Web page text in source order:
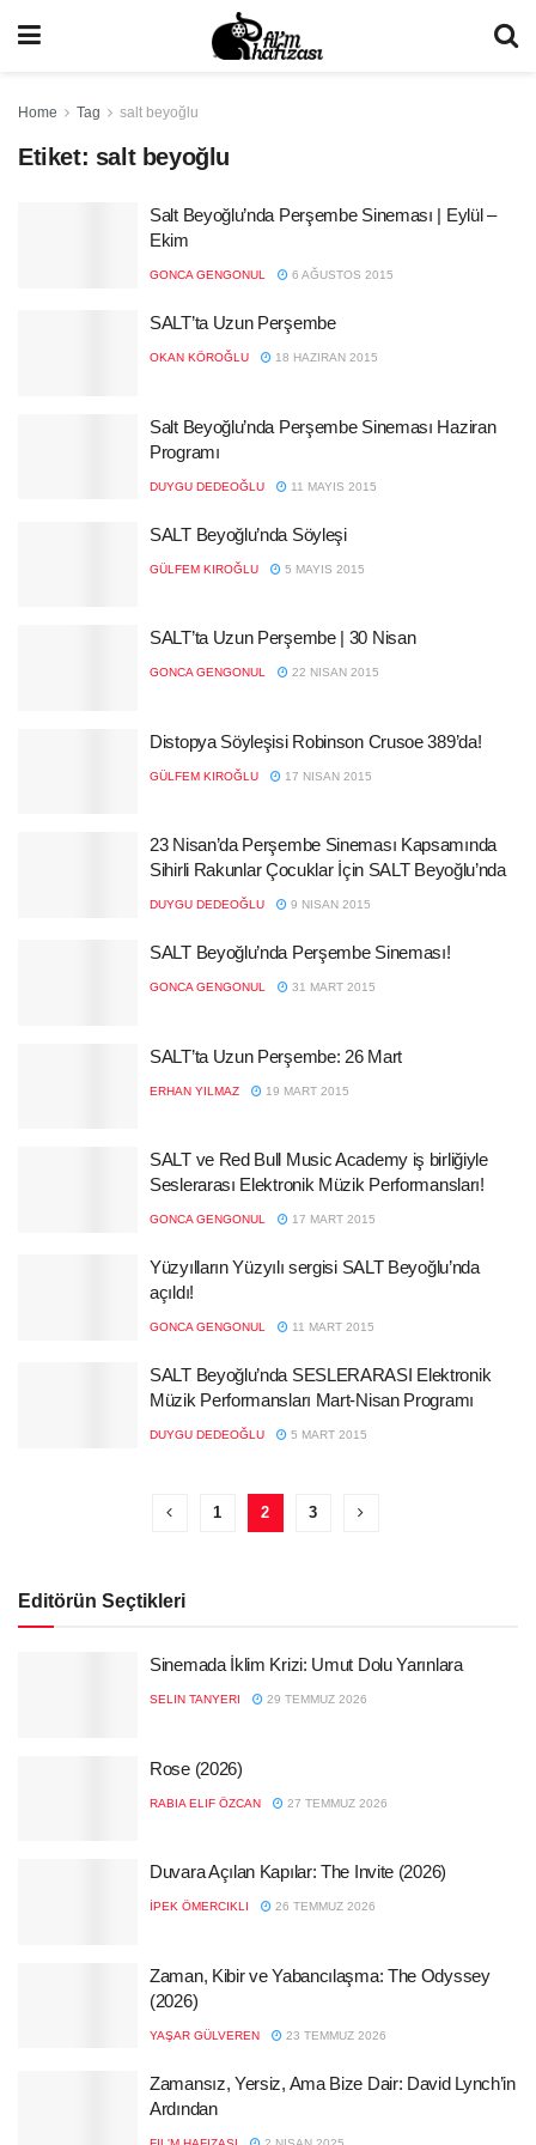
Home Tag salt beyoğlu
Etiket: salt beyoğlu
Salt Beyoğlu’nda Perşembe Sineması | Eylül –
Ekim
GONCA GENGONUL 6 AĞUSTOS 2015
SALT’ta Uzun Perşembe
OKAN KÖROĞLU 18 HAZIRAN 2015
Salt Beyoğlu’nda Perşembe Sineması Haziran
Programı
DUYGU DEDEOĞLU 11 MAYIS 2015
SALT Beyoğlu’nda Söyleşi
GÜLFEM KIROĞLU 5 MAYIS 2015
SALT’ta Uzun Perşembe | 30 Nisan
GONCA GENGONUL 22 NISAN 2015
Distopya Söyleşisi Robinson Crusoe 389’da!
GÜLFEM KIROĞLU 17 NISAN 2015
23 Nisan’da Perşembe Sineması Kapsamında
Sihirli Rakunlar Çocuklar İçin SALT Beyoğlu’nda
DUYGU DEDEOĞLU 9 NISAN 2015
SALT Beyoğlu’nda Perşembe Sineması!
GONCA GENGONUL 31 MART 2015
SALT’ta Uzun Perşembe: 26 Mart
ERHAN YILMAZ 19 MART 2015
SALT ve Red Bull Music Academy iş birliğiyle
Seslerarası Elektronik Müzik Performansları!
GONCA GENGONUL 17 MART 2015
Yüzyılların Yüzyılı sergisi SALT Beyoğlu’nda ​
açıldı​!
GONCA GENGONUL 11 MART 2015
SALT Beyoğlu’nda SESLERARASI Elektronik
Müzik Performansları Mart-Nisan Programı
DUYGU DEDEOĞLU 5 MART 2015
1 2 3
Editörün Seçtikleri
Sinemada İklim Krizi: Umut Dolu Yarınlara
SELIN TANYERI 29 TEMMUZ 2026
Rose (2026)
RABIA ELIF ÖZCAN 27 TEMMUZ 2026
Duvara Açılan Kapılar: The Invite (2026)
İPEK ÖMERCIKLI 26 TEMMUZ 2026
Zaman, Kibir ve Yabancılaşma: The Odyssey
(2026)
YAŞAR GÜLVEREN 23 TEMMUZ 2026
Zamansız, Yersiz, Ama Bize Dair: David Lynch’in
Ardından